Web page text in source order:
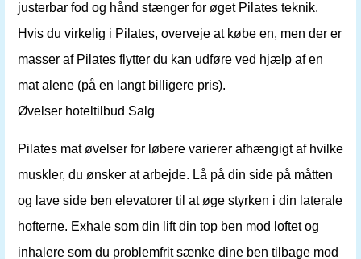
justerbar fod og hånd stænger for øget Pilates teknik.
Hvis du virkelig i Pilates, overveje at købe en, men der er
masser af Pilates flytter du kan udføre ved hjælp af en
mat alene (på en langt billigere pris).
Øvelser hoteltilbud Salg
Pilates mat øvelser for løbere varierer afhængigt af hvilke
muskler, du ønsker at arbejde. Lå på din side på måtten
og lave side ben elevatorer til at øge styrken i din laterale
hofterne. Exhale som din lift din top ben mod loftet og
inhalere som du problemfrit sænke dine ben tilbage mod